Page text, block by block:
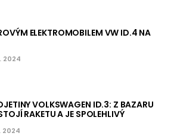
ELEKTROMOBILEM VW ID.4 NA
2024
VOLKSWAGEN ID.3: Z BAZARU
RAKETU A JE SPOLEHLIVÝ
2024